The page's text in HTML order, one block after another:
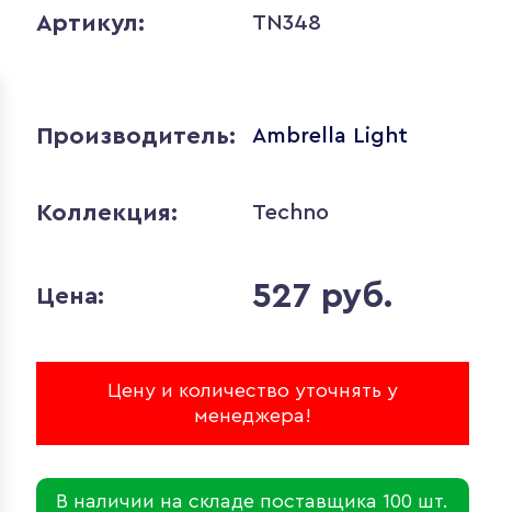
Артикул: TN348
Производитель: Ambrella Light
Коллекция: Techno
Цена: 527 руб.
Цену и количество уточнять у
менеджера!
В наличии на складе поставщика 100 шт.